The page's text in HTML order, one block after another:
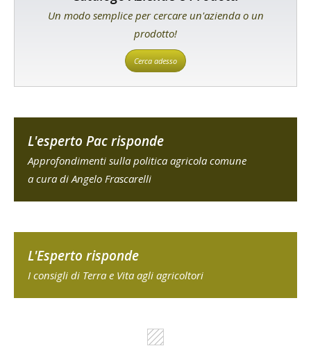
Un modo semplice per cercare un'azienda o un
prodotto!
Cerca adesso
L'esperto Pac risponde
Approfondimenti sulla politica agricola comune
a cura di Angelo Frascarelli
L'Esperto risponde
I consigli di Terra e Vita agli agricoltori